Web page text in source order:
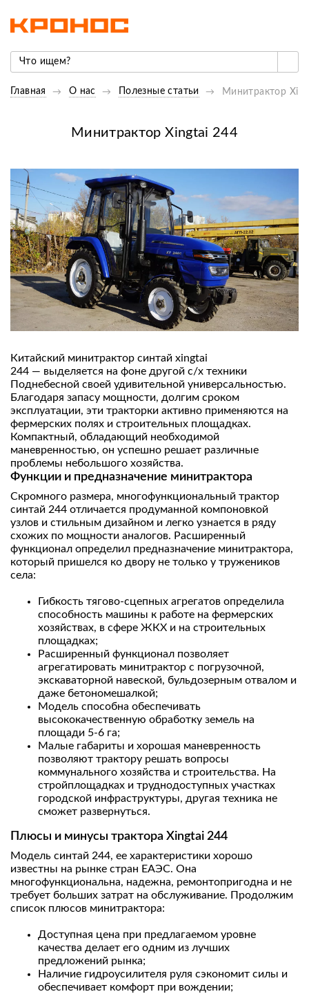
Главная О нас Полезные статьи Минитрактор
Минитрактор Xingtai 244
Китайский минитрактор синтай xingtai
244 — выделяется на фоне другой с/х техники
Поднебесной своей удивительной универсальностью.
Благодаря запасу мощности, долгим сроком
эксплуатации, эти тракторки активно применяются на
фермерских полях и строительных площадках.
Компактный, обладающий необходимой
маневренностью, он успешно решает различные
проблемы небольшого хозяйства.
Функции и предназначение минитрактора
Скромного размера, многофункциональный трактор
синтай 244 отличается продуманной компоновкой
узлов и стильным дизайном и легко узнается в ряду
схожих по мощности аналогов. Расширенный
функционал определил предназначение минитрактора,
который пришелся ко двору не только у тружеников
села:
Гибкость тягово-сцепных агрегатов определила
способность машины к работе на фермерских
хозяйствах, в сфере ЖКХ и на строительных
площадках;
Расширенный функционал позволяет
агрегатировать минитрактор с погрузочной,
экскаваторной навеской, бульдозерным отвалом и
даже бетономешалкой;
Модель способна обеспечивать
высококачественную обработку земель на
площади 5-6 га;
Малые габариты и хорошая маневренность
позволяют трактору решать вопросы
коммунального хозяйства и строительства. На
стройплощадках и труднодоступных участках
городской инфраструктуры, другая техника не
сможет развернуться.
Плюсы и минусы трактора Xingtai 244
Модель синтай 244, ее характеристики хорошо
известны на рынке стран EAЭС. Она
многофункциональна, надежна, ремонтопригодна и не
требует больших затрат на обслуживание. Продолжим
список плюсов минитрактора:
Доступная цена при предлагаемом уровне
качества делает его одним из лучших
предложений рынка;
Наличие гидроусилителя руля сэкономит силы и
обеспечивает комфорт при вождении;